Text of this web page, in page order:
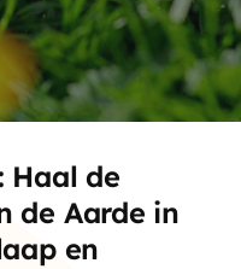
Haal de
de Aarde in
en